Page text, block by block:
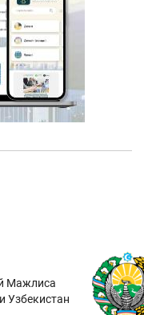
Мажлиса
Узбекистан